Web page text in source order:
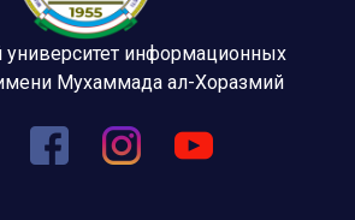
университет информационных
Мухаммада ал-Хоразмий